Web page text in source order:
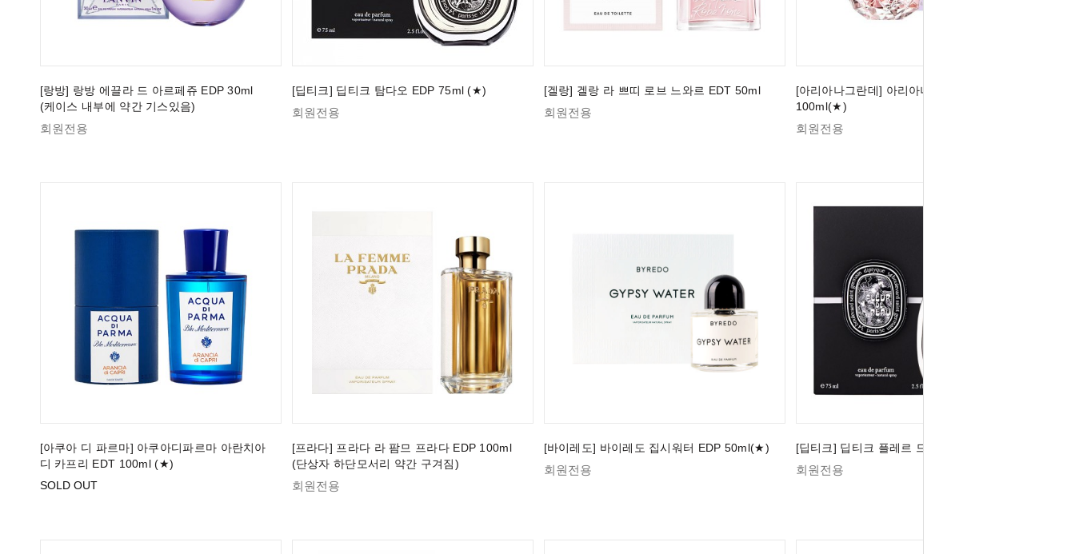
[랑방] 랑방 에끌라 드 아르페쥬 EDP 30ml
(케이스 내부에 약간 기스있음)
회원전용
[딥티크] 딥티크 탐다오 EDP 75ml (★)
회원전용
[겔랑] 겔랑 라 쁘띠 로브 느와르 EDT 50ml
회원전용
[아리아나그란데] 아리아나 그란데 아리 EDP
100ml(★)
회원전용
[아쿠아 디 파르마] 아쿠아디파르마 아란치아
디 카프리 EDT 100ml (★)
SOLD OUT
[프라다] 프라다 라 팜므 프라다 EDP 100ml
(단상자 하단모서리 약간 구겨짐)
회원전용
[바이레도] 바이레도 집시워터 EDP 50ml(★)
회원전용
[딥티크] 딥티크 플레르 드 뽀 EDP 75ml (★)
회원전용